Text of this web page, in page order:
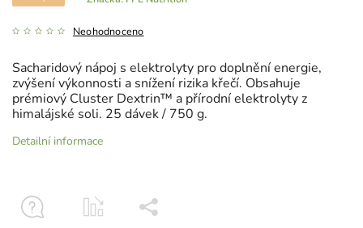
Neohodnoceno
Sacharidový nápoj s elektrolyty pro doplnění energie,
zvýšení výkonnosti a snížení rizika křečí. Obsahuje
prémiový Cluster Dextrin™ a přírodní elektrolyty z
himalájské soli. 25 dávek / 750 g.
Detailní informace